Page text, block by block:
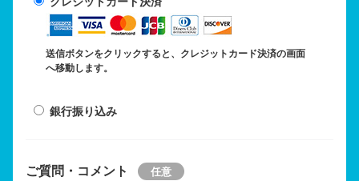
送信ボタンをクリックすると、クレジットカード決済の画面
へ移動します。
銀行振り込み
ご質問・コメント